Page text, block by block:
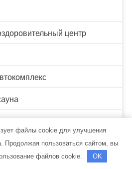
центр
файлы cookie для улучшения
Продолжая пользоваться сайтом, вы
файлов cookie.
OK